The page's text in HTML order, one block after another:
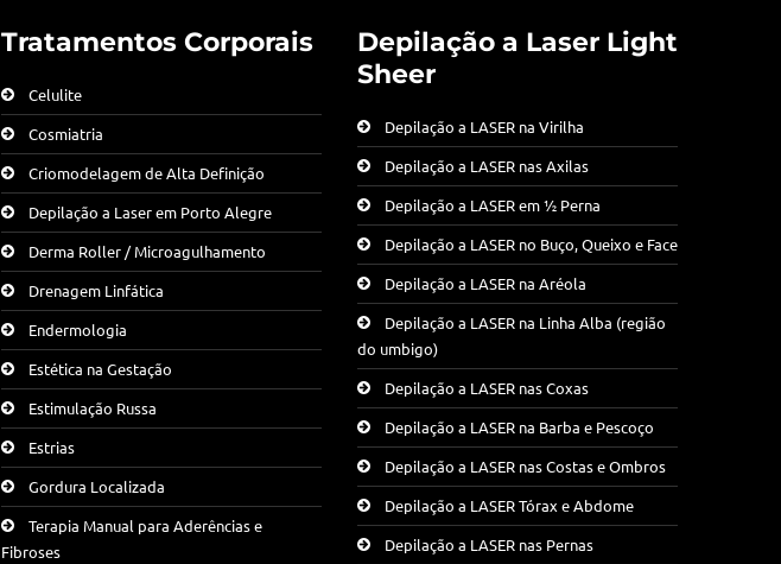
Tratamentos Corporais
Celulite
Cosmiatria
Criomodelagem de Alta Definição
Depilação a Laser em Porto Alegre
Derma Roller / Microagulhamento
Drenagem Linfática
Endermologia
Estética na Gestação
Estimulação Russa
Estrias
Gordura Localizada
Terapia Manual para Aderências e
Fibroses
Depilação a Laser Light
Sheer
Depilação a LASER na Virilha
Depilação a LASER nas Axilas
Depilação a LASER em ½ Perna
Depilação a LASER no Buço, Queixo e Face
Depilação a LASER na Aréola
Depilação a LASER na Linha Alba (região
do umbigo)
Depilação a LASER nas Coxas
Depilação a LASER na Barba e Pescoço
Depilação a LASER nas Costas e Ombros
Depilação a LASER Tórax e Abdome
Depilação a LASER nas Pernas